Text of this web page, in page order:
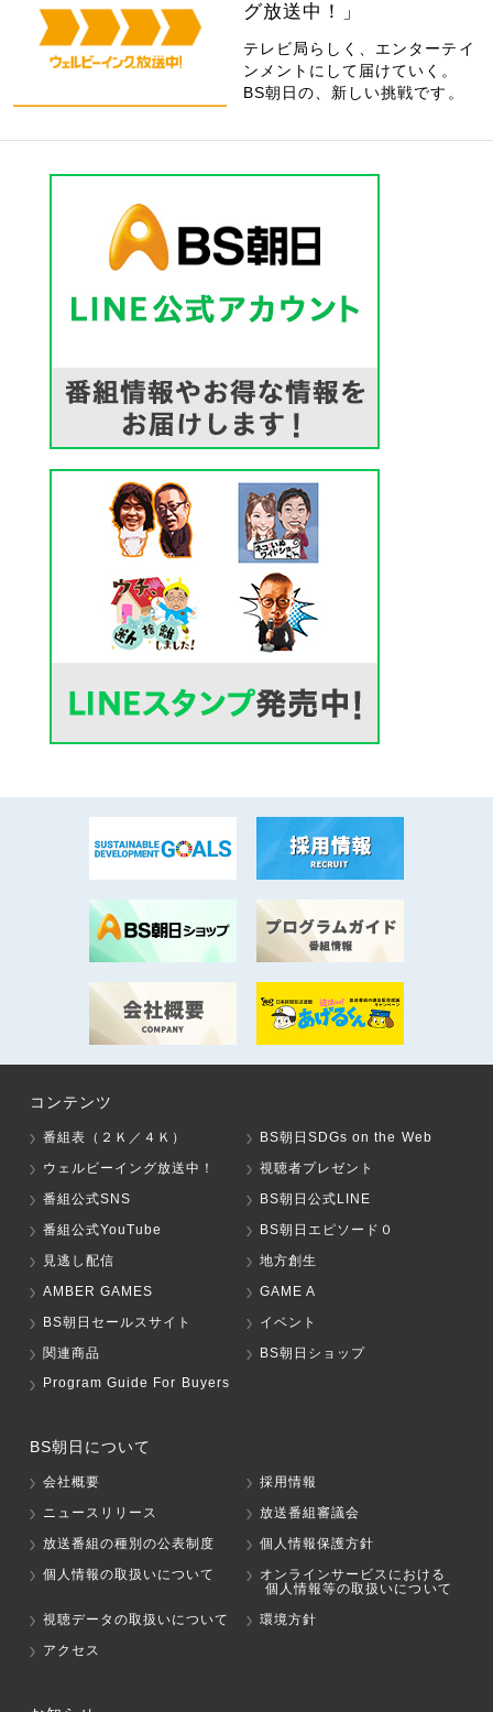
グ放送中！」
テレビ局らしく、エンターテイ
ンメントにして届けていく。
BS朝日の、新しい挑戦です。
コンテンツ
番組表（２Ｋ／４Ｋ）
BS朝日SDGs on the Web
ウェルビーイング放送中！
視聴者プレゼント
番組公式SNS
BS朝日公式LINE
番組公式YouTube
BS朝日エピソード０
見逃し配信
地方創生
AMBER GAMES
GAME A
BS朝日セールスサイト
イベント
関連商品
BS朝日ショップ
Program Guide For Buyers
BS朝日について
会社概要
採用情報
ニュースリリース
放送番組審議会
放送番組の種別の公表制度
個人情報保護方針
個人情報の取扱いについて
オンラインサービスにおける
個人情報等の取扱いについて
視聴データの取扱いについて
環境方針
アクセス